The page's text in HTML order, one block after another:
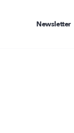
Newsletter